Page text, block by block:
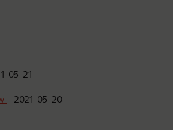
05-21
– 2021-05-20